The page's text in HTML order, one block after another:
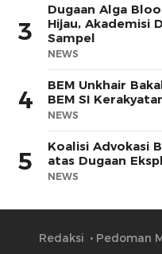
3
Dugaan Alga
Hijau, Akademisi
Sampel
NEWS
4
BEM Unkhair
BEM SI
NEWS
5
Koalisi Advokasi
atas Dugaan
NEWS
Redaksi Pedoman